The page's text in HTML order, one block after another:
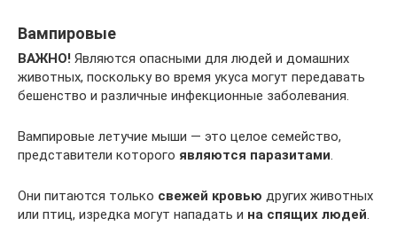
Вампировые
ВАЖНО! Являются опасными для людей и домашних
животных, поскольку во время укуса могут передавать
бешенство и различные инфекционные заболевания.
Вампировые летучие мыши — это целое семейство,
представители которого являются паразитами.
Они питаются только свежей кровью других животных
или птиц, изредка могут нападать и на спящих людей.